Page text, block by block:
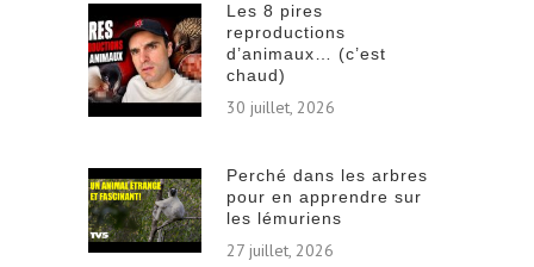
Les 8 pires
reproductions
d’animaux… (c’est
chaud)
30 juillet, 2026
Perché dans les arbres
pour en apprendre sur
les lémuriens
27 juillet, 2026